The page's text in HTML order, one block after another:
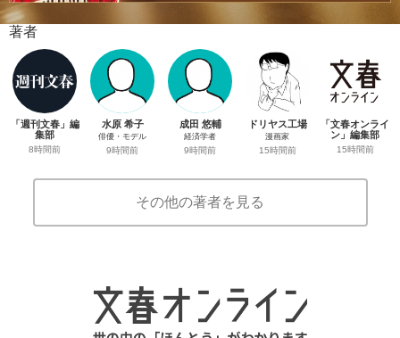
著者
「週刊文春」編
集部
8時間前
水原 希子
俳優・モデル
9時間前
成田 悠輔
経済学者
9時間前
ドリヤス工場
漫画家
15時間前
「文春オンライ
ン」編集部
15時間前
その他の著者を見る